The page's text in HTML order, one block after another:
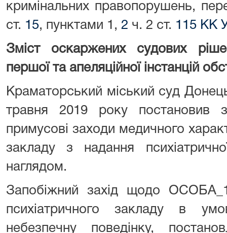
кримінальних правопорушень,
ст. 15, пунктами 1, 2 ч. 2 ст. 115 КК
Зміст оскаржених судових
першої та апеляційної інстанцій
Краматорський міський суд
травня 2019 року постановив
примусові заходи медичного
закладу з надання
наглядом.
Запобіжний захід щодо
психіатричного закладу в
небезпечну поведінку,